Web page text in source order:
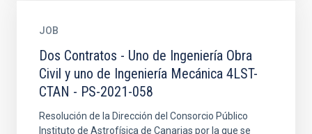
JOB
Dos Contratos - Uno de Ingeniería Obra
Civil y uno de Ingeniería Mecánica 4LST-
CTAN - PS-2021-058
Resolución de la Dirección del Consorcio Público
Instituto de Astrofísica de Canarias por la que se